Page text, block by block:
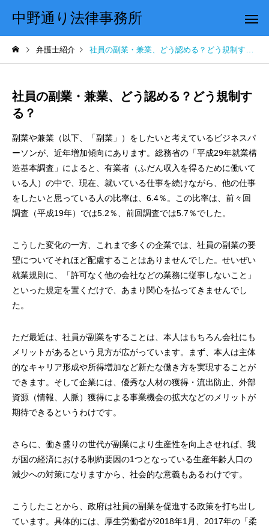
中野通り法律事務所
弁護士紹介 社員の副業・兼業、どう認める？どう規制する？
社員の副業・兼業、どう認める？どう規制す
る？
副業や兼業（以下、「副業」）をしたいと考えているビジネスパ
ーソンが、近年増加傾向にあります。総務省の「平成29年就業構
造基本調査」によると、有業者（ふだん収入を得るために働いて
いる人）の中で、現在、就いている仕事を続けながら、他の仕事
をしたいと思っている人の比率は、6.4％。この比率は、前々回
調査（平成19年）では5.2％、前回調査では5.7％でした。
こうした変化の一方、これまで多くの企業では、社員の副業の要
望についてそれほど配慮することはありませんでした。せいぜい
就業規則に、「許可なく他の会社などの業務に従事しないこと」
といった規定を置くだけで、あまり関心を払ってきませんでし
た。
ただ最近は、社員が副業をすることは、本人はもちろん会社にも
メリットがあるという見方が広がっています。まず、本人は主体
的なキャリア形成や所得増加など新たな働き方を実現することが
できます。そして企業には、優秀な人材の獲得・流出防止、外部
資源（情報、人脈）獲得による事業機会の拡大などのメリットが
期待できるというわけです。
さらに、働き盛りの世代が副業により生産性を向上させれば、我
が国の経済における制約要因の1つとなっている生産年齢人口の
減少への対策になりますから、社会的な意義もあるわけです。
こうしたことから、政府は社員の副業を促進する政策を打ち出し
ています。具体的には、厚生労働省が2018年1月、2017年の「柔